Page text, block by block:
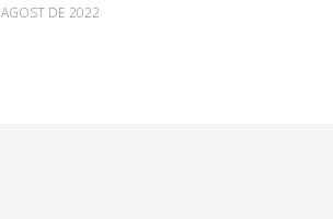
DE 2022